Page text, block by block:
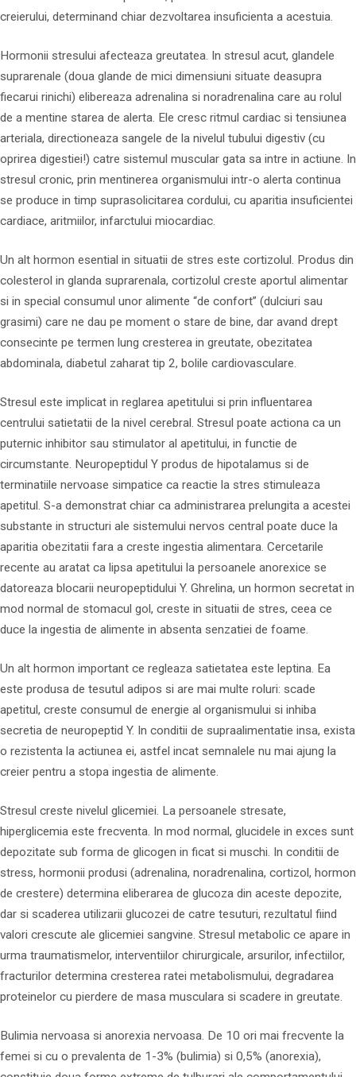
creierului, determinand chiar dezvoltarea insuficienta a acestuia.
Hormonii stresului afecteaza greutatea. In stresul acut, glandele
suprarenale (doua glande de mici dimensiuni situate deasupra
fiecarui rinichi) elibereaza adrenalina si noradrenalina care au rolul
de a mentine starea de alerta. Ele cresc ritmul cardiac si tensiunea
arteriala, directioneaza sangele de la nivelul tubului digestiv (cu
oprirea digestiei!) catre sistemul muscular gata sa intre in actiune. In
stresul cronic, prin mentinerea organismului intr-o alerta continua
se produce in timp suprasolicitarea cordului, cu aparitia insuficientei
cardiace, aritmiilor, infarctului miocardiac.
Un alt hormon esential in situatii de stres este cortizolul. Produs din
colesterol in glanda suprarenala, cortizolul creste aportul alimentar
si in special consumul unor alimente “de confort” (dulciuri sau
grasimi) care ne dau pe moment o stare de bine, dar avand drept
consecinte pe termen lung cresterea in greutate, obezitatea
abdominala, diabetul zaharat tip 2, bolile cardiovasculare.
Stresul este implicat in reglarea apetitului si prin influentarea
centrului satietatii de la nivel cerebral. Stresul poate actiona ca un
puternic inhibitor sau stimulator al apetitului, in functie de
circumstante. Neuropeptidul Y produs de hipotalamus si de
terminatiile nervoase simpatice ca reactie la stres stimuleaza
apetitul. S-a demonstrat chiar ca administrarea prelungita a acestei
substante in structuri ale sistemului nervos central poate duce la
aparitia obezitatii fara a creste ingestia alimentara. Cercetarile
recente au aratat ca lipsa apetitului la persoanele anorexice se
datoreaza blocarii neuropeptidului Y. Ghrelina, un hormon secretat in
mod normal de stomacul gol, creste in situatii de stres, ceea ce
duce la ingestia de alimente in absenta senzatiei de foame.
Un alt hormon important ce regleaza satietatea este leptina. Ea
este produsa de tesutul adipos si are mai multe roluri: scade
apetitul, creste consumul de energie al organismului si inhiba
secretia de neuropeptid Y. In conditii de supraalimentatie insa, exista
o rezistenta la actiunea ei, astfel incat semnalele nu mai ajung la
creier pentru a stopa ingestia de alimente.
Stresul creste nivelul glicemiei. La persoanele stresate,
hiperglicemia este frecventa. In mod normal, glucidele in exces sunt
depozitate sub forma de glicogen in ficat si muschi. In conditii de
stress, hormonii produsi (adrenalina, noradrenalina, cortizol, hormon
de crestere) determina eliberarea de glucoza din aceste depozite,
dar si scaderea utilizarii glucozei de catre tesuturi, rezultatul fiind
valori crescute ale glicemiei sangvine. Stresul metabolic ce apare in
urma traumatismelor, interventiilor chirurgicale, arsurilor, infectiilor,
fracturilor determina cresterea ratei metabolismului, degradarea
proteinelor cu pierdere de masa musculara si scadere in greutate.
Bulimia nervoasa si anorexia nervoasa. De 10 ori mai frecvente la
femei si cu o prevalenta de 1-3% (bulimia) si 0,5% (anorexia),